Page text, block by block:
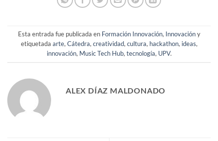
Esta entrada fue publicada en Formación Innovación, Innovacióny
etiquetada arte,Cátedra,creatividad,cultura, hackathon, ideas,
innovación, Music Tech Hub,tecnología, UPV.
ALEX DÍAZ MALDONADO